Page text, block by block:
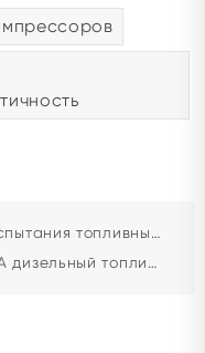
и форсунок Cummins PT PT414
калибровки топливного насоса для судовых двигателей